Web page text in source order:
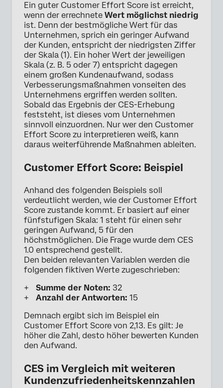
Ein guter Customer Effort Score ist erreicht,
wenn der errechnete Wert möglichst niedrig
ist. Denn der bestmögliche Wert für das
Unternehmen, sprich ein geringer Aufwand
der Kunden, entspricht der niedrigsten Ziffer
der Skala (1). Ein hoher Wert der jeweiligen
Skala (z. B. 5 oder 7) entspricht dagegen
einem großen Kundenaufwand, sodass
Verbesserungsmaßnahmen vonseiten des
Unternehmens ergriffen werden sollten.
Sobald das Ergebnis der CES-Erhebung
feststeht, ist dieses vom Unternehmen
sinnvoll einzuordnen. Nur wer den Customer
Effort Score zu interpretieren weiß, kann
daraus weiterführende Maßnahmen ableiten.
Customer Effort Score: Beispiel
Anhand des folgenden Beispiels soll
verdeutlicht werden, wie der Customer Effort
Score zustande kommt. Er basiert auf einer
fünfstufigen Skala: 1 steht für einen sehr
geringen Aufwand, 5 für den
höchstmöglichen. Die Frage wurde dem CES
1.0 entsprechend gestellt.
Den beiden relevanten Variablen werden die
folgenden fiktiven Werte zugeschrieben:
Summe der Noten: 32
Anzahl der Antworten: 15
Demnach ergibt sich im Beispiel ein
Customer Effort Score von 2,13. Es gilt: Je
höher die Zahl, desto höher bewerten Kunden
den Aufwand.
CES im Vergleich mit weiteren
Kundenzufriedenheitskennzahlen